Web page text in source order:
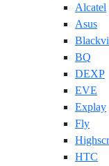
Alcatel
Asus
BQ
DEXP
EVE
Explay
Fly
HTC